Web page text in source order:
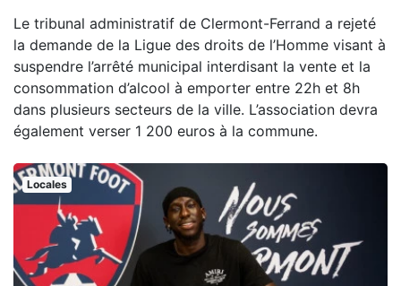
Le tribunal administratif de Clermont-Ferrand a rejeté
la demande de la Ligue des droits de l’Homme visant à
suspendre l’arrêté municipal interdisant la vente et la
consommation d’alcool à emporter entre 22h et 8h
dans plusieurs secteurs de la ville. L’association devra
également verser 1 200 euros à la commune.
Locales